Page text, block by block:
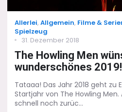
Categories
Allerlei, Allgemein, Filme &
Spielzeug
Posted
31. Dezember 2018
The Howling Men
wunderschönes 2019!
Tataaa! Das Jahr 2018 geht zu
Startjahr von The Howling
schnell noch zurüc...